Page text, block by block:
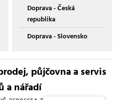
Doprava - Česká
republika
Doprava - Slovensko
půjčovna a servis
a nářadí